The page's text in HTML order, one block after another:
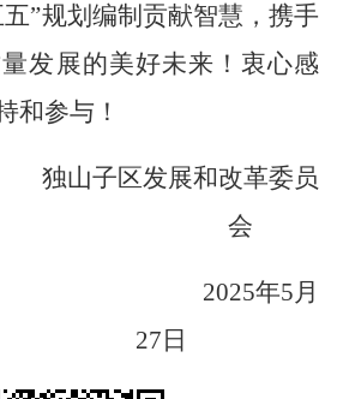
五”规划编制贡献智慧，携手
发展的美好未来！ 衷心感
和参与 ！
独山子区发展和改革委员
会
2025年5 月
27 日